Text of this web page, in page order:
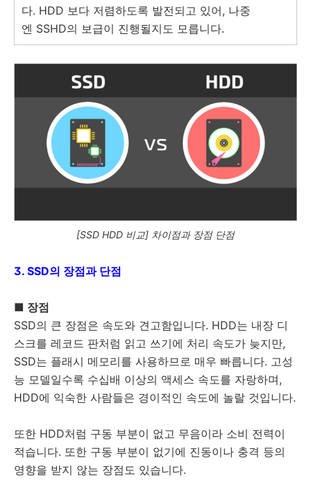
다. HDD 보다 저렴하도록 발전되고 있어, 나중
엔 SSHD의 보급이 진행될지도 모릅니다.
[SSD HDD 비교] 차이점과 장점 단점
3. SSD의 장점과 단점
■ 장점
SSD의 큰 장점은 속도와 견고함입니다. HDD는 내장 디
스크를 레코드 판처럼 읽고 쓰기에 처리 속도가 늦지만,
SSD는 플래시 메모리를 사용하므로 매우 빠릅니다. 고성
능 모델일수록 수십배 이상의 액세스 속도를 자랑하며,
HDD에 익숙한 사람들은 경이적인 속도에 놀랄 것입니다.
또한 HDD처럼 구동 부분이 없고 무음이라 소비 전력이
적습니다. 또한 구동 부분이 없기에 진동이나 충격 등의
영향을 받지 않는 장점도 있습니다.